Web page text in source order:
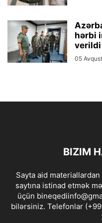
hərbi
verildi
05
BIZIM
Sayta aid
saytına istinad etmək
üçün
bilərsiniz. Telefonlar